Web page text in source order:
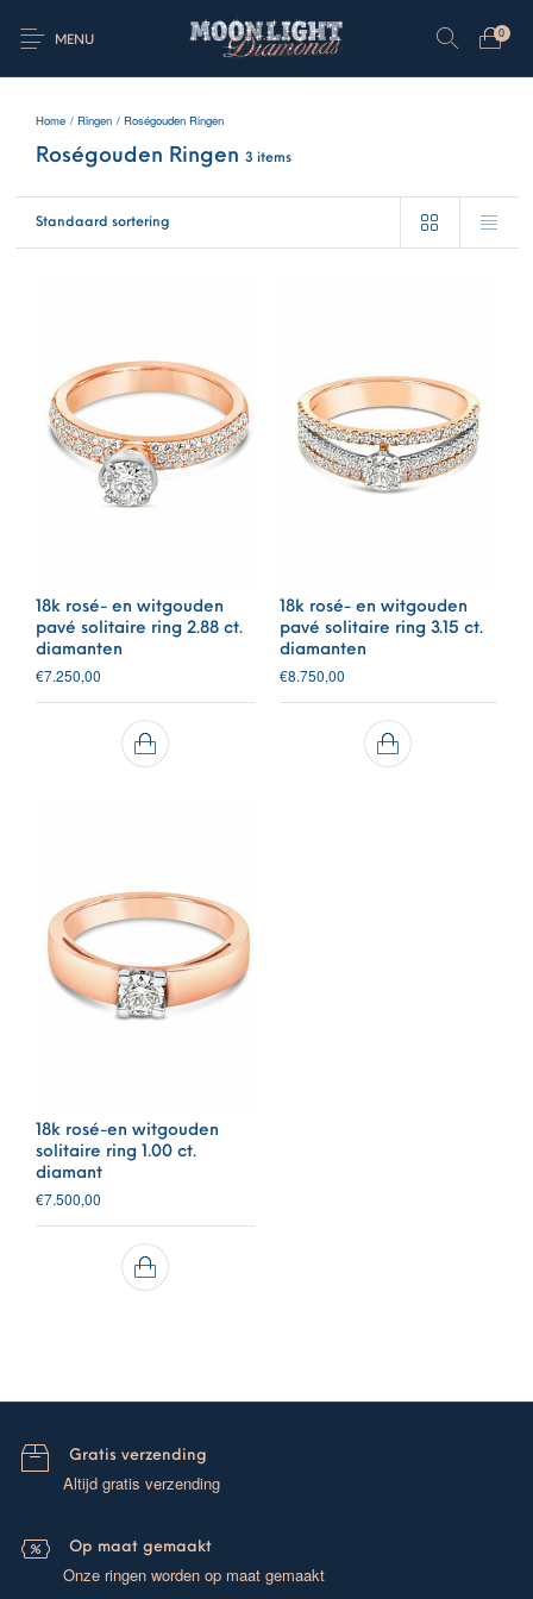
MENU
0
Home / Ringen / Roségouden Ringen
Roségouden Ringen 3 items
18k rosé- en witgouden
pavé solitaire ring 2.88 ct.
diamanten
€7.250,00
18k rosé- en witgouden
pavé solitaire ring 3.15 ct.
diamanten
€8.750,00
18k rosé-en witgouden
solitaire ring 1.00 ct.
diamant
€7.500,00
Gratis verzending
Altijd gratis verzending
Op maat gemaakt
Onze ringen worden op maat gemaakt